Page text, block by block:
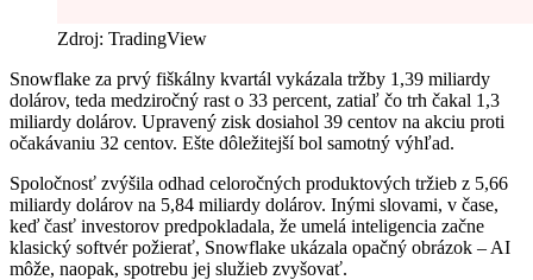
Zdroj: TradingView
Snowflake za prvý fiškálny kvartál vykázala tržby 1,39 miliardy
dolárov, teda medziročný rast o 33 percent, zatiaľ čo trh čakal 1,3
miliardy dolárov. Upravený zisk dosiahol 39 centov na akciu proti
očakávaniu 32 centov. Ešte dôležitejší bol samotný výhľad.
Spoločnosť zvýšila odhad celoročných produktových tržieb z 5,66
miliardy dolárov na 5,84 miliardy dolárov. Inými slovami, v čase,
keď časť investorov predpokladala, že umelá inteligencia začne
klasický softvér požierať, Snowflake ukázala opačný obrázok – AI
môže, naopak, spotrebu jej služieb zvyšovať.